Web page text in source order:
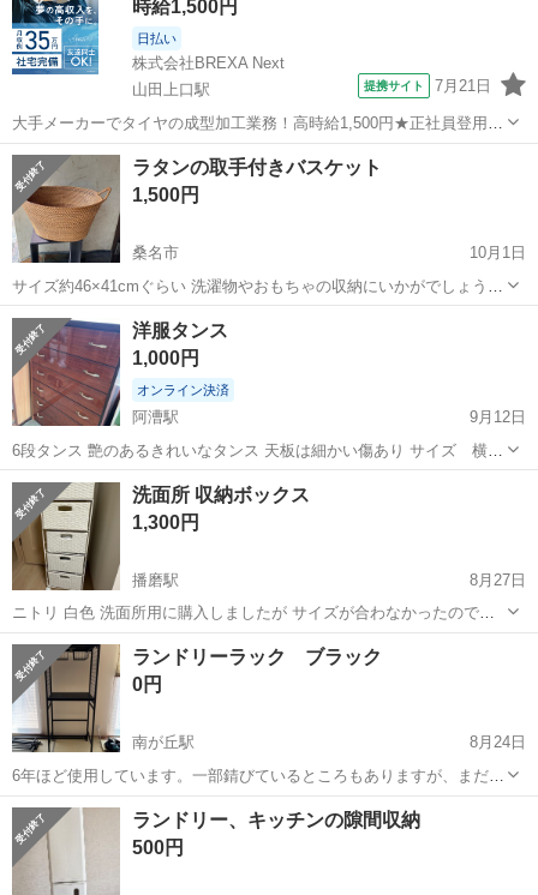
時給1,500円
日払い
株式会社BREXA Next
山田上口駅
提携サイト 7月21日
大手メーカーでタイヤの成型加工業務！高時給1,500円★正社員登用制
度あり！ワンルーム寮完備！マイカー通勤OK！無料駐車場あり！《三
重県伊勢市》 人気の工場のお仕事 ◇タイヤの製造◇ トラック・バ
ス・RV車用を中心とした...
三重 伊勢市 山田上口駅 その他
ラタンの取手付きバスケット
1,500円
桑名市
10月1日
サイズ約46×41cmぐらい 洗濯物やおもちゃの収納にいかがでしょうか
(^^) バリ島で作られたハンドメイドの品物の為、サイズに若干の差は
ありますが在庫2個あります。
三重 桑名市 収納家具
洋服タンス
1,000円
オンライン決済
阿漕駅
9月12日
6段タンス 艶のあるきれいなタンス 天板は細かい傷あり サイズ 横
90cm 奥行き45cm 高さ140cm
三重 津市 阿漕駅 収納家具
洗面所 収納ボックス
1,300円
播磨駅
8月27日
ニトリ 白色 洗面所用に購入しましたが サイズが合わなかったのでお
譲りいたします ランドリー 幅30.5cm 4段タイプ ホワイト RAN-
2410WH
三重 桑名市 播磨駅 収納家具 ボックス
ランドリーラック ブラック
0円
南が丘駅
8月24日
6年ほど使用しています。一部錆びているところもありますが、まだ使
用できます。サイズは写真にある通りです。横に伸縮できます。 不要
になったため、取りにきてくれる方を優先にお譲りします。
三重 津市 南が丘駅 収納家具 ランドリー
ランドリー、キッチンの隙間収納
500円